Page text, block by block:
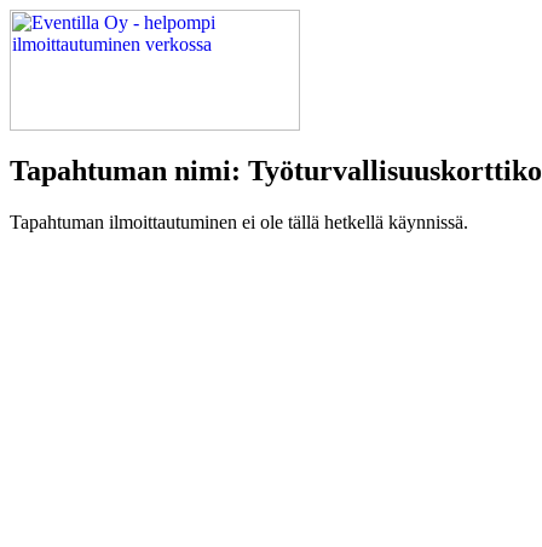
Tapahtuman nimi:
Tapahtuman ilmoittautuminen ei ole tällä hetkellä käynnissä.